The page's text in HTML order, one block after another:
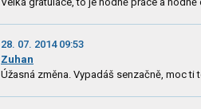
28. 07. 2014 09:53
Zuhan
Úžasná změna. Vypadáš senzačně, moc ti